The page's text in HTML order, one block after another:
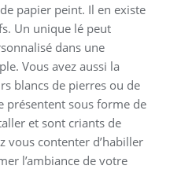
papier peint. Il en existe
Un unique lé peut
dans une
Vous avez aussi la
blancs de pierres ou de
présentent sous forme de
et sont criants de
vous contenter d’habiller
l’ambiance de votre